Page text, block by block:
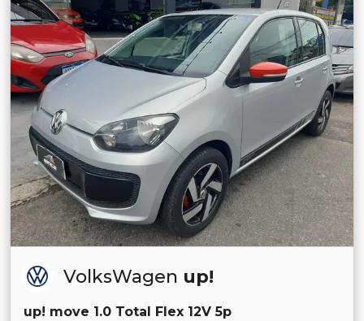
VolksWagen up!
up! move 1.0 Total Flex 12V 5p